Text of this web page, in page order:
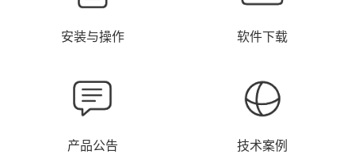
安装与操作 软件下载
产品公告 技术案例